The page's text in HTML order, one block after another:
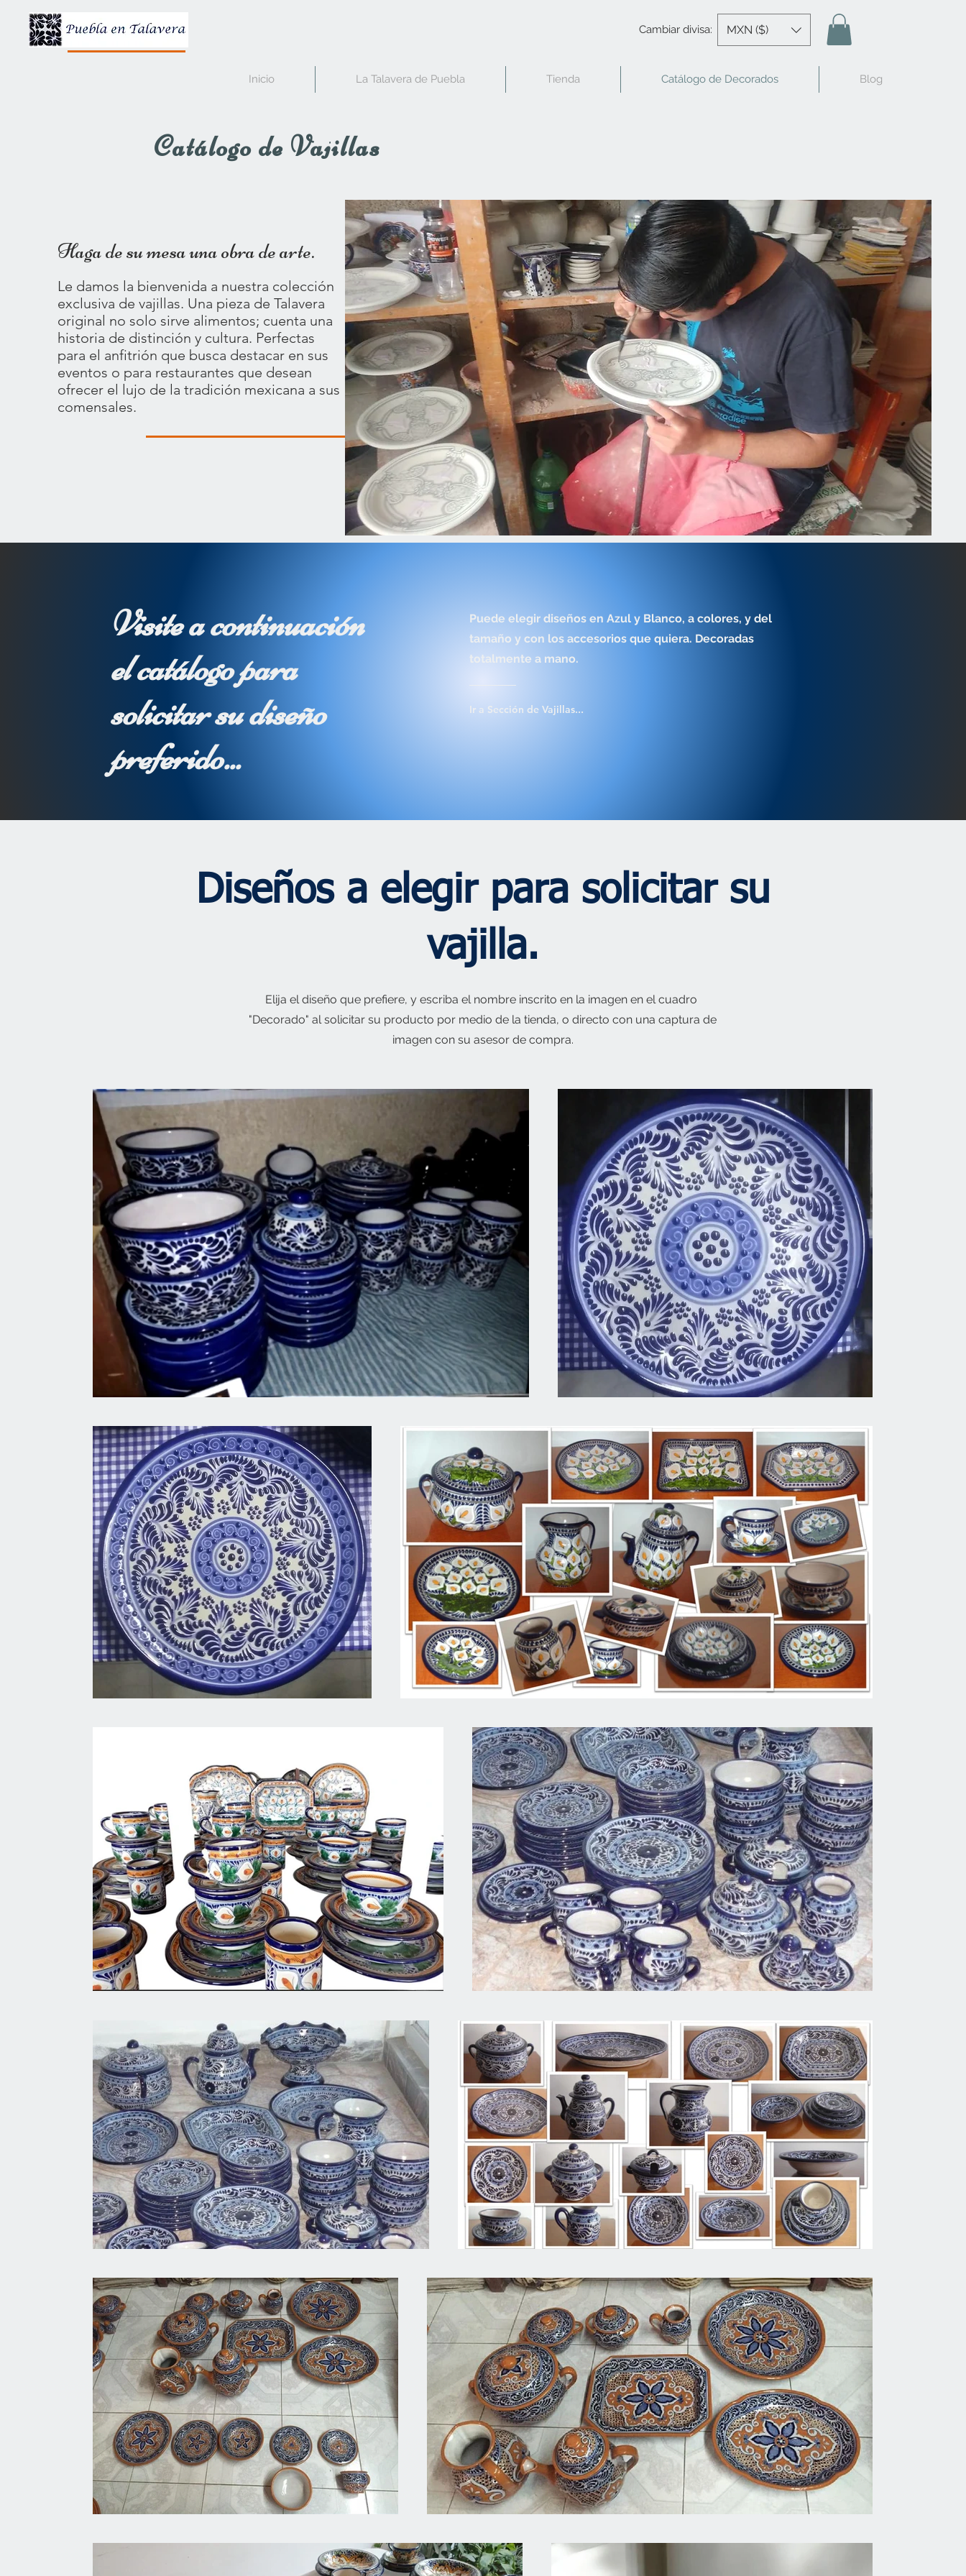
Cambiar divisa: MXN ($)
Inicio La Talavera de Puebla Tienda Catálogo de Decorados Blog
Catálogo de Vajillas
Haga de su mesa una obra de arte.
Le damos la bienvenida a nuestra colección
exclusiva de vajillas. Una pieza de Talavera
original no solo sirve alimentos; cuenta una
historia de distinción y cultura. Perfectas
para el anfitrión que busca destacar en sus
eventos o para restaurantes que desean
ofrecer el lujo de la tradición mexicana a sus
comensales.
Visite a continuación
el catálogo para
solicitar su diseño
preferido...
Puede elegir diseños en Azul y Blanco, a colores, y del
tamaño y con los accesorios que quiera. Decoradas
totalmente a mano.
Ir a Sección de Vajillas...
Diseños a elegir para solicitar su
vajilla.
Elija el diseño que prefiere, y escriba el nombre inscrito en la imagen en el cuadro
"Decorado" al solicitar su producto por medio de la tienda, o directo con una captura de
imagen con su asesor de compra.